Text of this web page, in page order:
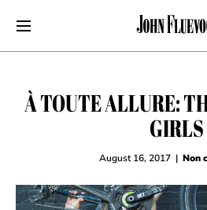
Skip to content
À TOUTE ALLURE:
GIRLS
August 16, 2017 | Non